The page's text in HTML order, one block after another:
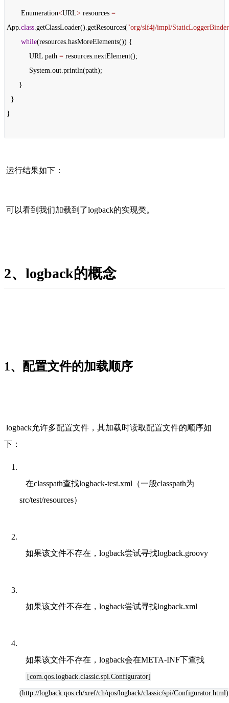
Enumeration<URL> resources =
App class getClassLoader(). getResources("org/slf4j/impl/
while(resources hasMoreElements()) {
URL path = resources nextElement();
System out println(path);
}
}
}
运行结果如下：
可以看到我们加载到了logback的实现类。
2、logback的概念
1、配置文件的加载顺序
logback允许多配置文件，其加载时读取配置文件的顺序如
下：
在classpath查找logback-test.xml（一般classpath为
src/test/resources）
如果该文件不存在，logback尝试寻找logback.groovy
如果该文件不存在，logback尝试寻找logback.xml
如果该文件不存在，logback会在META-INF下查找
[com.qos.logback.classic.spi.Configurator]
(http://logback.qos.ch/xref/ch/qos/logback/classic/spi/Configurator.html)